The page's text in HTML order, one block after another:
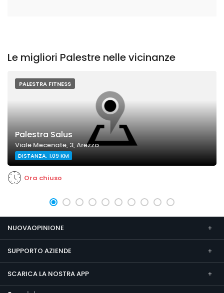
Le migliori Palestre nelle vicinanze
PALESTRA FITNESS
Palestra Salus
Viale Mecenate, 3, Arezzo
DISTANZA: 1,09 KM
Ora chiuso
NUOVAOPINIONE
SUPPORTO AZIENDE
SCARICA LA NOSTRA APP